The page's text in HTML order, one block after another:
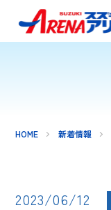
HOME 新着情報
2023/06/12